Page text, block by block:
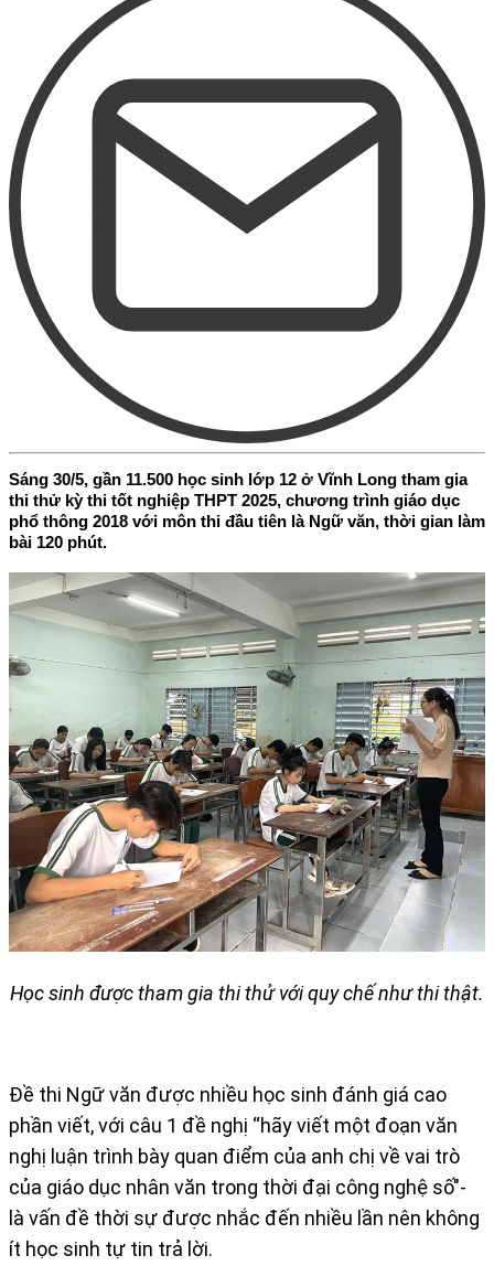
Sáng 30/5, gần 11.500 học sinh lớp 12 ở Vĩnh Long tham gia
thi thử kỳ thi tốt nghiệp THPT 2025, chương trình giáo dục
phổ thông 2018 với môn thi đầu tiên là Ngữ văn, thời gian làm
bài 120 phút.
Học sinh được tham gia thi thử với quy chế như thi thật.
Đề thi Ngữ văn được nhiều học sinh đánh giá cao
phần viết, với câu 1 đề nghị “hãy viết một đoạn văn
nghị luận trình bày quan điểm của anh chị về vai trò
của giáo dục nhân văn trong thời đại công nghệ số"-
là vấn đề thời sự được nhắc đến nhiều lần nên không
ít học sinh tự tin trả lời.